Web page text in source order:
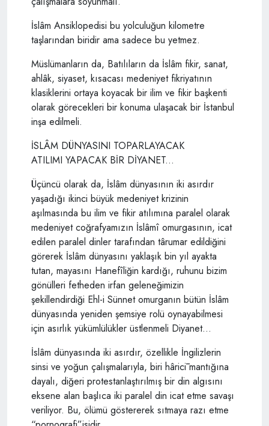
İslâm Ansiklopedisi bu yolculuğun kilometre
taşlarından biridir ama sadece bu yetmez.
Müslümanların da, Batılıların da İslâm fikir, sanat,
ahlâk, siyaset, kısacası medeniyet fikriyatının
klasiklerini ortaya koyacak bir ilim ve fikir başkenti
olarak görecekleri bir konuma ulaşacak bir İstanbul
inşa edilmeli.
İSLÂM DÜNYASINI TOPARLAYACAK
ATILIMI YAPACAK BİR DİYANET...
Üçüncü olarak da, İslâm dünyasının iki asırdır
yaşadığı ikinci büyük medeniyet krizinin
aşılmasında bu ilim ve fikir atılımına paralel olarak
medeniyet coğrafyamızın İslâmî omurgasının, icat
edilen paralel dinler tarafından târumar edildiğini
görerek İslâm dünyasını yaklaşık bin yıl ayakta
tutan, mayasını Hanefîliğin kardığı, ruhunu bizim
gönülleri fetheden irfan geleneğimizin
şekillendirdiği Ehl-i Sünnet omurganın bütün İslâm
dünyasında yeniden şemsiye rolü oynayabilmesi
için asırlık yükümlülükler üstlenmeli Diyanet...
İslâm dünyasında iki asırdır, özellikle İngilizlerin
sinsi ve yoğun çalışmalarıyla, biri hâricī mantığına
dayalı, diğeri protestanlaştırılmış bir din algısını
eksene alan başlıca iki paralel din icat etme savaşı
veriliyor. Bu, ölümü göstererek sıtmaya razı etme